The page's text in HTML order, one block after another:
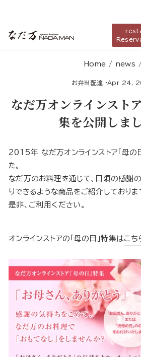
content
Home / news /
お弁当配達 ·Apr 24,
なだ万オンラインスト
集を公開しまし
2015年 なだ万オンラインストア「母の
た。
なだ万のお料理を通じて、日頃の感謝
りできるような商品をご紹介しておりま
是非、ご利用ください。
オンラインストアの「母の日」特集はこち